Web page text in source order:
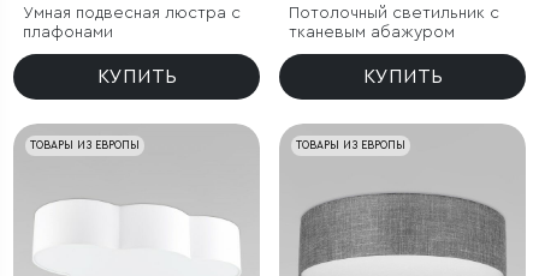
Умная подвесная люстра с
плафонами
КУПИТЬ
Потолочный светильник с
тканевым абажуром
КУПИТЬ
ТОВАРЫ ИЗ ЕВРОПЫ ТОВАРЫ ИЗ ЕВРОПЫ